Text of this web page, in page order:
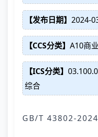
【发布日期】 2024-
【CCS分类】 A10商
【ICS分类】
综合
GB/T 43802-2024